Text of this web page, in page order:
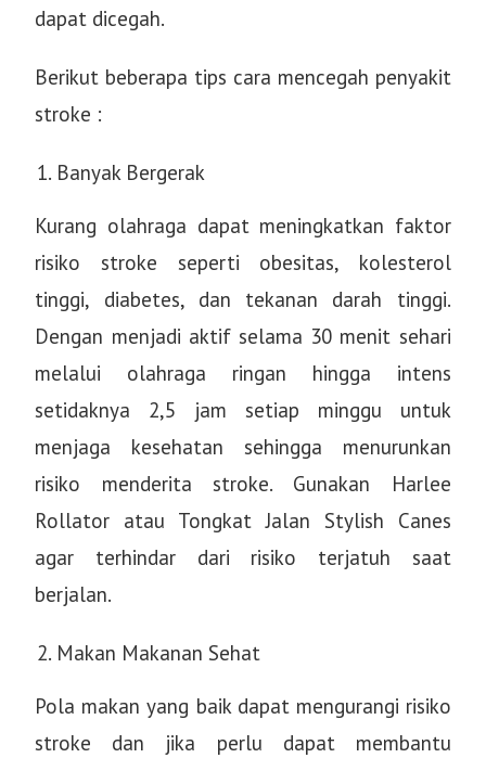
dapat dicegah.
Berikut beberapa tips cara mencegah penyakit
stroke :
Banyak Bergerak
Kurang olahraga dapat meningkatkan faktor
risiko stroke seperti obesitas, kolesterol
tinggi, diabetes, dan tekanan darah tinggi.
Dengan menjadi aktif selama 30 menit sehari
melalui olahraga ringan hingga intens
setidaknya 2,5 jam setiap minggu untuk
menjaga kesehatan sehingga menurunkan
risiko menderita stroke. Gunakan Harlee
Rollator atau Tongkat Jalan Stylish Canes
agar terhindar dari risiko terjatuh saat
berjalan.
Makan Makanan Sehat
Pola makan yang baik dapat mengurangi risiko
stroke dan jika perlu dapat membantu